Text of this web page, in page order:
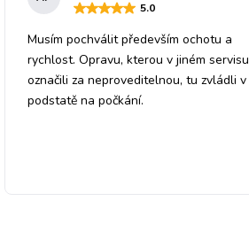
5.0
Musím pochválit především ochotu a
rychlost. Opravu, kterou v jiném servisu
označili za neproveditelnou, tu zvládli v
podstatě na počkání.